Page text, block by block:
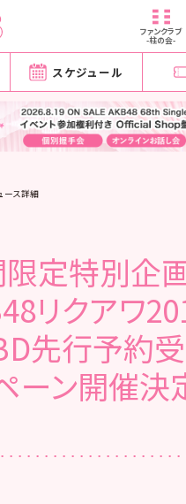
ファンクラブ
-柱の会-
スケジュール
ース詳細
定特別企画
リクアワ
先行予約
ーン開催決